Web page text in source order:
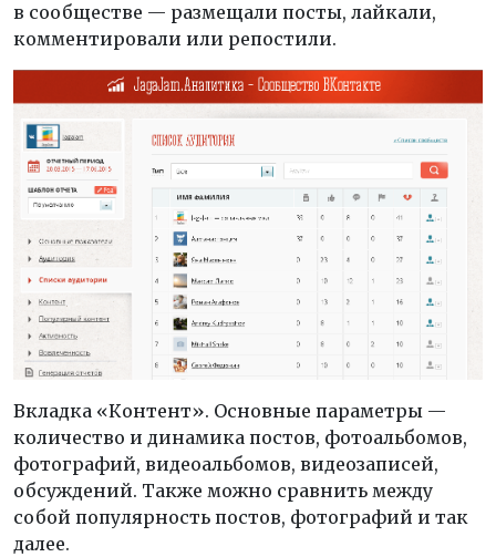
в сообществе — размещали посты, лайкали,
комментировали или репостили.
Вкладка «Контент». Основные параметры —
количество и динамика постов, фотоальбомов,
фотографий, видеоальбомов, видеозаписей,
обсуждений. Также можно сравнить между
собой популярность постов, фотографий и так
далее.